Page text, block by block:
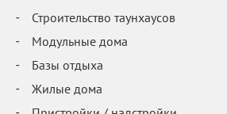
Строительство таунхаусов
Модульные дома
Базы отдыха
Жилые дома